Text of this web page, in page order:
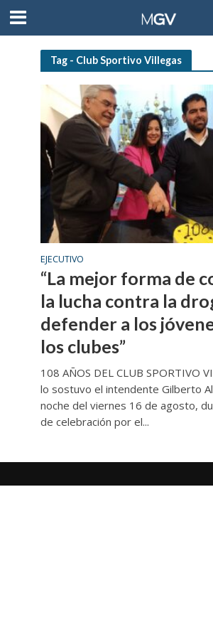
Tag - Club Sportivo Villegas
EJECUTIVO
“La mejor forma de
la lucha contra la
defender a los
los clubes”
108 AÑOS DEL CLUB SPORTIVO
lo sostuvo el intendente Gilberto
noche del viernes 16 de agosto,
de celebración por el...